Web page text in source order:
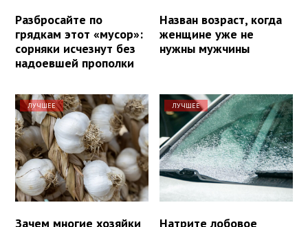
Разбросайте по
грядкам этот «мусор»:
сорняки исчезнут без
надоевшей прополки
Назван возраст, когда
женщине уже не
нужны мужчины
ЛУЧШЕЕ
Зачем многие хозяйки
ЛУЧШЕЕ
Натрите лобовое